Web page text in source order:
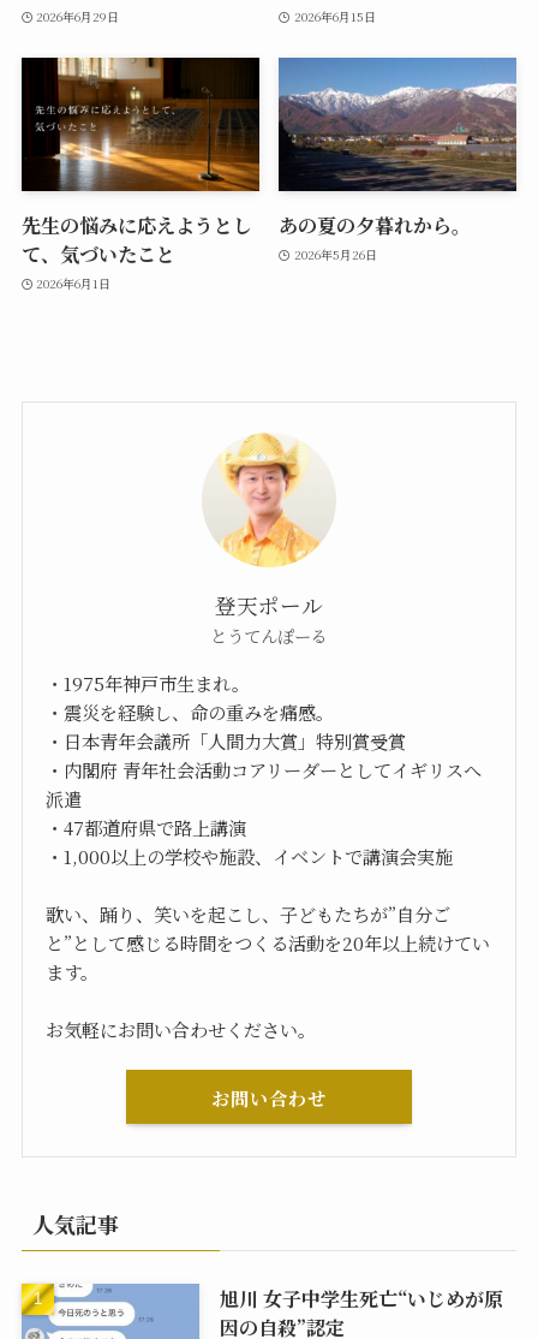
2026年6月29日 2026年6月15日
先生の悩みに応えようとし
て、気づいたこと
2026年6月1日
あの夏の夕暮れから。
2026年5月26日
登天ポール
とうてんぽーる
・1975年神戸市生まれ。
・震災を経験し、命の重みを痛感。
・日本青年会議所「人間力大賞」特別賞受賞
・内閣府 青年社会活動コアリーダーとしてイギリスへ
派遣
・47都道府県で路上講演
・1,000以上の学校や施設、イベントで講演会実施
歌い、踊り、笑いを起こし、子どもたちが”自分ご
と”として感じる時間をつくる活動を20年以上続けてい
ます。
お気軽にお問い合わせください。
お問い合わせ
人気記事
旭川 女子中学生死亡“いじめが原
因の自殺”認定